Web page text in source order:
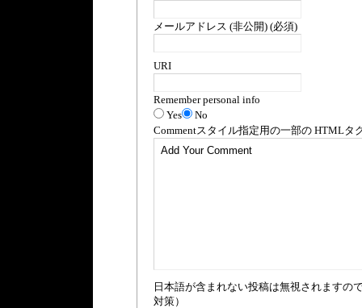
メールアドレス (非公開) (必須)
URI
Remember personal info
Yes
No
Commentスタイル指定用の一部の HTMLタ
日本語が含まれない投稿は無視されますの
対策）